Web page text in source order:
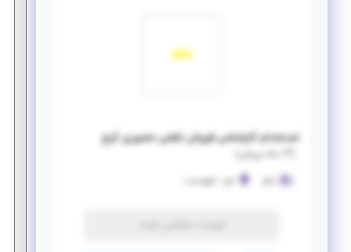
استخدام کارشناس فروش تلفنی حضوری کرج
۳ ماه پیش
گوهردشت